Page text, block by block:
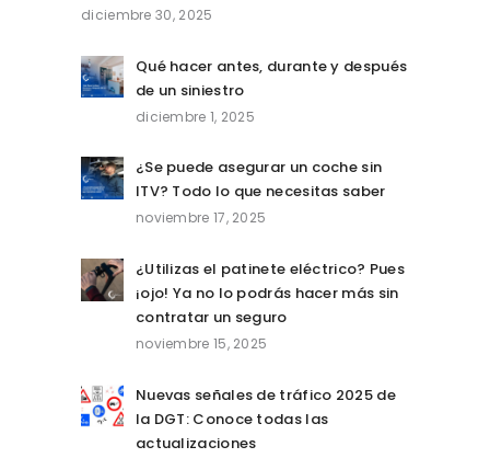
diciembre 30, 2025
Qué hacer antes, durante y después
de un siniestro
diciembre 1, 2025
¿Se puede asegurar un coche sin
ITV? Todo lo que necesitas saber
noviembre 17, 2025
¿Utilizas el patinete eléctrico? Pues
¡ojo! Ya no lo podrás hacer más sin
contratar un seguro
noviembre 15, 2025
Nuevas señales de tráfico 2025 de
la DGT: Conoce todas las
actualizaciones